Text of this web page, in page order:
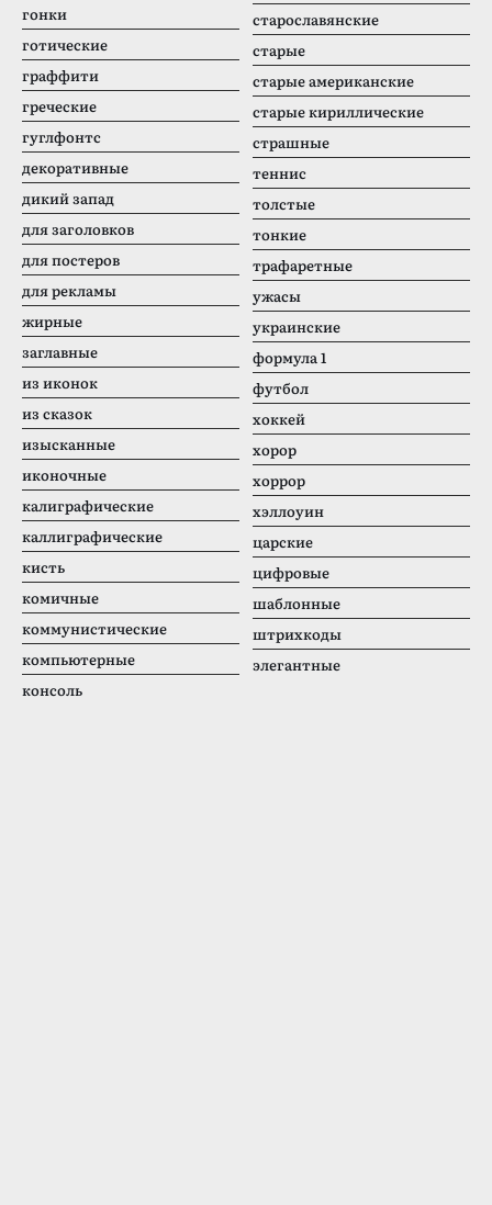
гонки
готические
граффити
греческие
гуглфонтс
декоративные
дикий запад
для заголовков
для постеров
для рекламы
жирные
заглавные
из иконок
из сказок
изысканные
иконочные
калиграфические
каллиграфические
кисть
комичные
коммунистические
компьютерные
консоль
старославянские
старые
старые американские
старые кириллические
страшные
теннис
толстые
тонкие
трафаретные
ужасы
украинские
формула 1
футбол
хоккей
хорор
хоррор
хэллоуин
царские
цифровые
шаблонные
штрихкоды
элегантные